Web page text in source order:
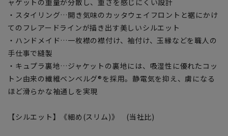
・スタイリング…開き気味のカッタウェイフロントと裾にかけ
てのフレアードラインが描き出す美しいシルエット
・ハンドメイド…一枚襟の襟付け、袖付け、玉縁などを職人の
手仕事で縫製
・キュプラ裏地…ジャケットの裏地には、吸湿性に優れたコッ
トン由来の繊維ベンベルグ®を採用。静電気を抑え、虜になる
ほど滑らかな袖通しを実現
【シルエット】《細め(スリム)》 (当社比)